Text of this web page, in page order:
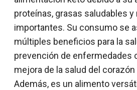
proteínas, grasas saludables
importantes. Su consumo se
múltiples beneficios para la
prevención de enfermedades
mejora de la salud del
Además, es un alimento